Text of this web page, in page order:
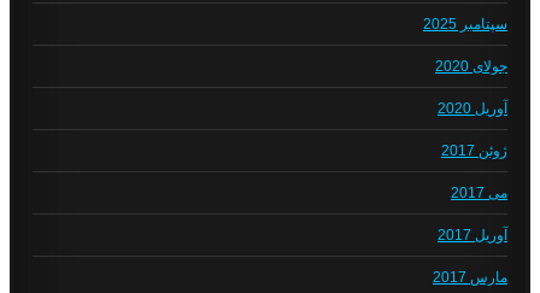
سپتامبر 2025
جولای 2020
آوریل 2020
ژوئن 2017
می 2017
آوریل 2017
مارس 2017